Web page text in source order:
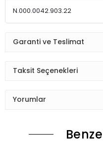
N.000.0042.903.22
Garanti ve Teslimat
Taksit Seçenekleri
Yorumlar